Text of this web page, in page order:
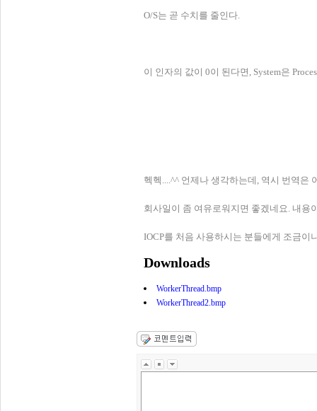
O/S는 곧 수치를 줄인다.
이 인자의 값이 0이 된다면, System은
헥헥....^^ 언제나 생각하는데, 역시 번역은
회사일이 좀 여유로워지면 좋겠네요. 내용
IOCP를 처음 사용하시는 분들에게 조금이
Downloads
WorkerThread.bmp
WorkerThread2.bmp